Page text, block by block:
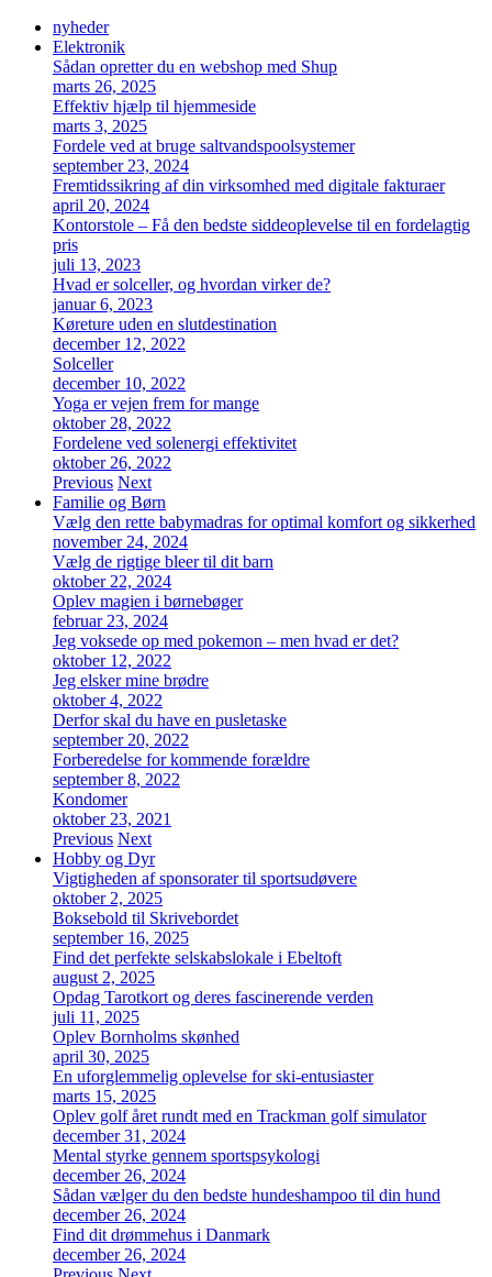
nyheder
Elektronik
Sådan opretter du en webshop med Shup
marts 26, 2025
Effektiv hjælp til hjemmeside
marts 3, 2025
Fordele ved at bruge saltvandspoolsystemer
september 23, 2024
Fremtidssikring af din virksomhed med digitale fakturaer
april 20, 2024
Kontorstole – Få den bedste siddeoplevelse til en fordelagtig
pris
juli 13, 2023
Hvad er solceller, og hvordan virker de?
januar 6, 2023
Køreture uden en slutdestination
december 12, 2022
Solceller
december 10, 2022
Yoga er vejen frem for mange
oktober 28, 2022
Fordelene ved solenergi effektivitet
oktober 26, 2022
Previous Next
Familie og Børn
Vælg den rette babymadras for optimal komfort og sikkerhed
november 24, 2024
Vælg de rigtige bleer til dit barn
oktober 22, 2024
Oplev magien i børnebøger
februar 23, 2024
Jeg voksede op med pokemon – men hvad er det?
oktober 12, 2022
Jeg elsker mine brødre
oktober 4, 2022
Derfor skal du have en pusletaske
september 20, 2022
Forberedelse for kommende forældre
september 8, 2022
Kondomer
oktober 23, 2021
Previous Next
Hobby og Dyr
Vigtigheden af sponsorater til sportsudøvere
oktober 2, 2025
Boksebold til Skrivebordet
september 16, 2025
Find det perfekte selskabslokale i Ebeltoft
august 2, 2025
Opdag Tarotkort og deres fascinerende verden
juli 11, 2025
Oplev Bornholms skønhed
april 30, 2025
En uforglemmelig oplevelse for ski-entusiaster
marts 15, 2025
Oplev golf året rundt med en Trackman golf simulator
december 31, 2024
Mental styrke gennem sportspsykologi
december 26, 2024
Sådan vælger du den bedste hundeshampoo til din hund
december 26, 2024
Find dit drømmehus i Danmark
december 26, 2024